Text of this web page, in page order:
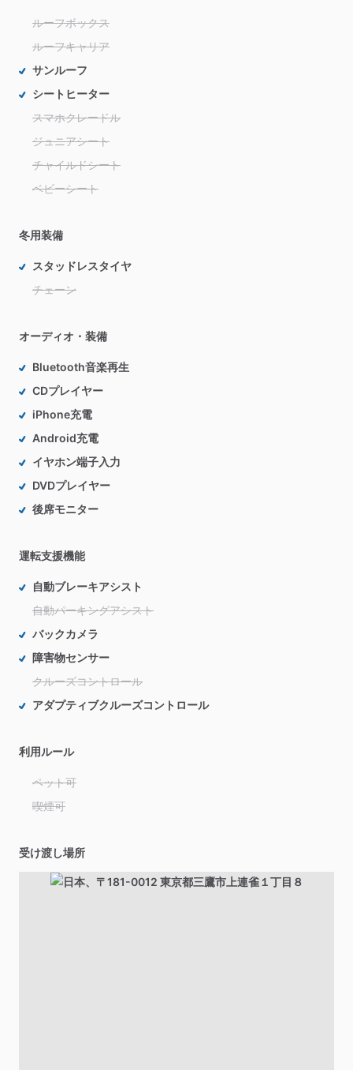
ルーフボックス
ルーフキャリア
サンルーフ
シートヒーター
スマホクレードル
ジュニアシート
チャイルドシート
ベビーシート
冬用装備
スタッドレスタイヤ
チェーン
オーディオ・装備
Bluetooth音楽再生
CDプレイヤー
iPhone充電
Android充電
イヤホン端子入力
DVDプレイヤー
後席モニター
運転支援機能
自動ブレーキアシスト
自動パーキングアシスト
バックカメラ
障害物センサー
クルーズコントロール
アダプティブクルーズコントロール
利用ルール
ペット可
喫煙可
受け渡し場所